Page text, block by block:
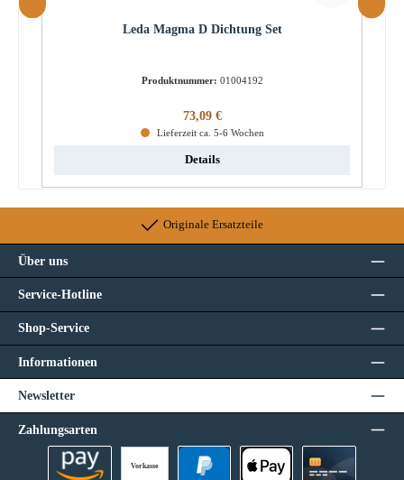
Leda Magma D Dichtung Set
Produktnummer: 01004192
Regulärer Preis:
73,09 €
Lieferzeit ca. 5-6 Wochen
Details
Originale Ersatzteile
Über uns
Service-Hotline
Shop-Service
Informationen
Newsletter
Zahlungsarten
Vorkasse